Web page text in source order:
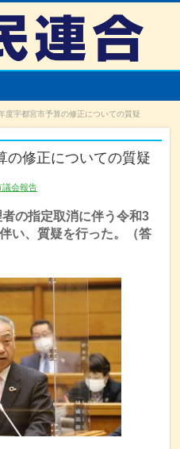
度宇都宮市予算の修正についての質疑
の修正についての質疑
議会報告
の指定取消に伴う令和3
い、質疑を行った。（答